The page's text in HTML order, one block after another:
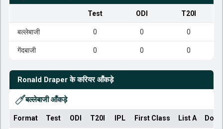
Test ODI T20I
बल्लेबाजी 0 0 0
गेंदबाजी 0 0 0
Ronald Draper के करियर आँकड़े
बल्लेबाजी आँकड़े
Format Test ODI T20I IPL First Class List A